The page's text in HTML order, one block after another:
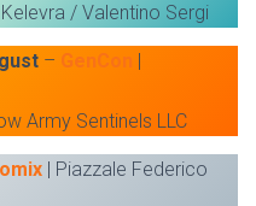
/ Valentino Sergi
– GenCon
Army Sentinels LLC
| Piazzale Federico